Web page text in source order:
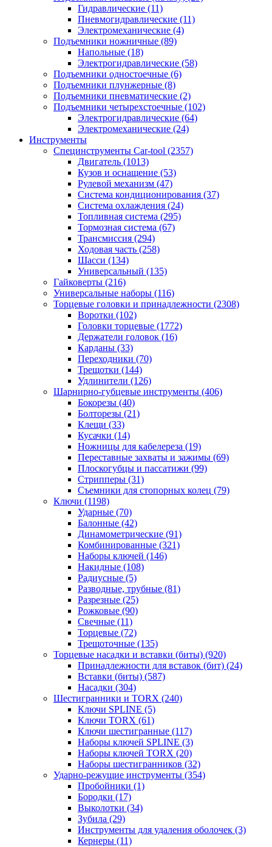
Гидравлические (11)
Пневмогидравлические (11)
Электромеханические (4)
Подъемники ножничные (89)
Напольные (18)
Электрогидравлические (58)
Подъемники одностоечные (6)
Подъемники плунжерные (8)
Подъемники пневматические (2)
Подъемники четырехстоечные (102)
Электрогидравлические (64)
Электромеханические (24)
Инструменты
Специнструменты Car-tool (2357)
Двигатель (1013)
Кузов и оснащение (53)
Рулевой механизм (47)
Система кондиционирования (37)
Система охлаждения (24)
Топливная система (295)
Тормозная система (67)
Трансмиссия (294)
Ходовая часть (258)
Шасси (134)
Универсальный (135)
Гайковерты (216)
Универсальные наборы (116)
Торцевые головки и принадлежности (2308)
Воротки (102)
Головки торцевые (1772)
Держатели головок (16)
Карданы (33)
Переходники (70)
Трещотки (144)
Удлинители (126)
Шарнирно-губцевые инструменты (406)
Бокорезы (40)
Болторезы (21)
Клещи (33)
Кусачки (14)
Ножницы для кабелереза (19)
Переставные захваты и зажимы (69)
Плоскогубцы и пассатижи (99)
Стрипперы (31)
Съемники для стопорных колец (79)
Ключи (1198)
Ударные (70)
Балонные (42)
Динамометрические (91)
Комбинированные (321)
Наборы ключей (146)
Накидные (108)
Радиусные (5)
Разводные, трубные (81)
Разрезные (25)
Рожковые (90)
Свечные (11)
Торцевые (72)
Трещоточные (135)
Торцевые насадки и вставки (биты) (920)
Принадлежности для вставок (бит) (24)
Вставки (биты) (587)
Насадки (304)
Шестигранники и TORX (240)
Ключи SPLINE (5)
Ключи TORX (61)
Ключи шестигранные (117)
Наборы ключей SPLINE (3)
Наборы ключей TORX (20)
Наборы шестигранников (32)
Ударно-режущие инструменты (354)
Пробойники (1)
Бородки (17)
Выколотки (34)
Зубила (29)
Инструменты для удаления оболочек (3)
Кернеры (11)